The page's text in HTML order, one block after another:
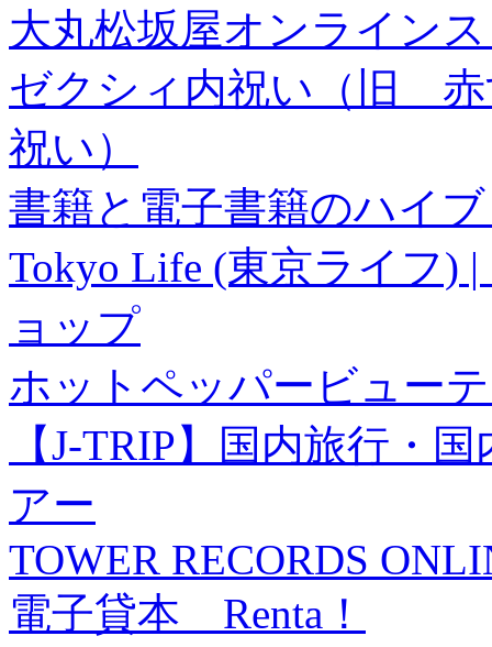
大丸松坂屋オンライン
ゼクシィ内祝い（旧 赤
祝い）
書籍と電子書籍のハイ
Tokyo Life (東京ライフ)
ョップ
ホットペッパービュー
【J-TRIP】国内旅行・
アー
TOWER RECORDS
電子貸本 Renta！